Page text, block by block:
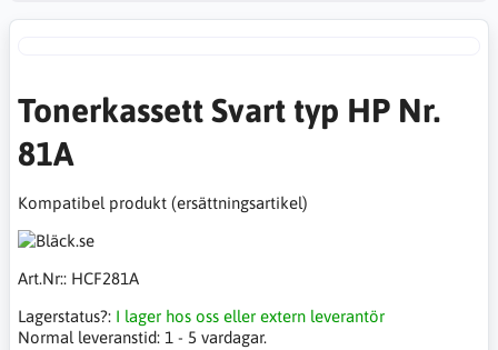
Tonerkassett Svart typ HP Nr.
81A
Kompatibel produkt (ersättningsartikel)
Art.Nr:: HCF281A
Lagerstatus?: I lager hos oss eller extern leverantör
Normal leveranstid: 1 - 5 vardagar.